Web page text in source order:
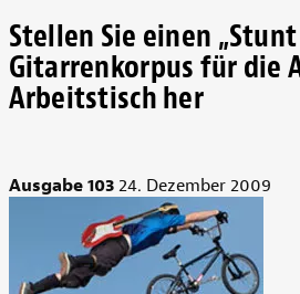
Stellen Sie einen
Gitarrenkorpus für die
Arbeitstisch her
Ausgabe 10324. Dezember 2009